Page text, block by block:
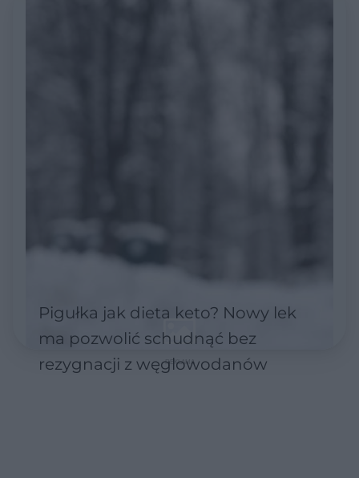
Pigułka jak dieta keto? Nowy lek
ma pozwolić schudnąć bez
rezygnacji z węglowodanów